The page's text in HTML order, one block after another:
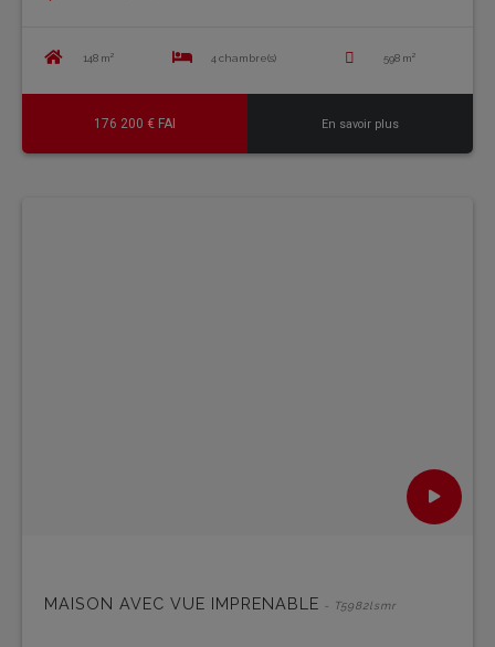
148 m² 4 chambre(s) 598 m²
176 200 € FAI En savoir plus
MAISON AVEC VUE IMPRENABLE - T5982lsmr